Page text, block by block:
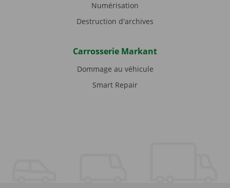
Numérisation
Destruction d'archives
Carrosserie Markant
Dommage au véhicule
Smart Repair